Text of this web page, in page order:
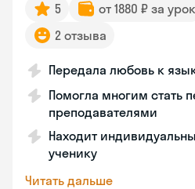
5 от 1880 ₽ за урок
2 отзыва
Передала любовь к
Помогла многим стать
преподавателями
Находит
ученику
Читать дальше